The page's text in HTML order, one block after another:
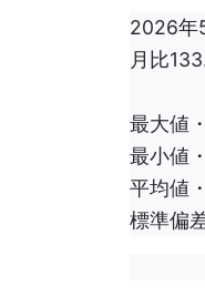
2026年
月比
最大値
最小値
平均値
標準偏